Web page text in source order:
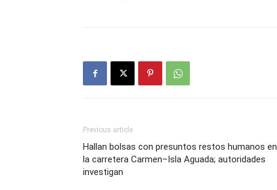
Previous article
Hallan bolsas con presuntos restos humanos en
la carretera Carmen–Isla Aguada; autoridades
investigan